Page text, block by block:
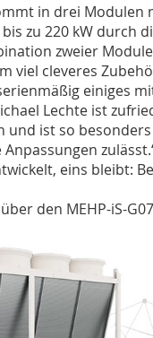
in drei
zu 220 kW durch
zweier
viel cleveres
einiges
Lechte ist
und ist so
eins bleibt:
den MEHP-iS-